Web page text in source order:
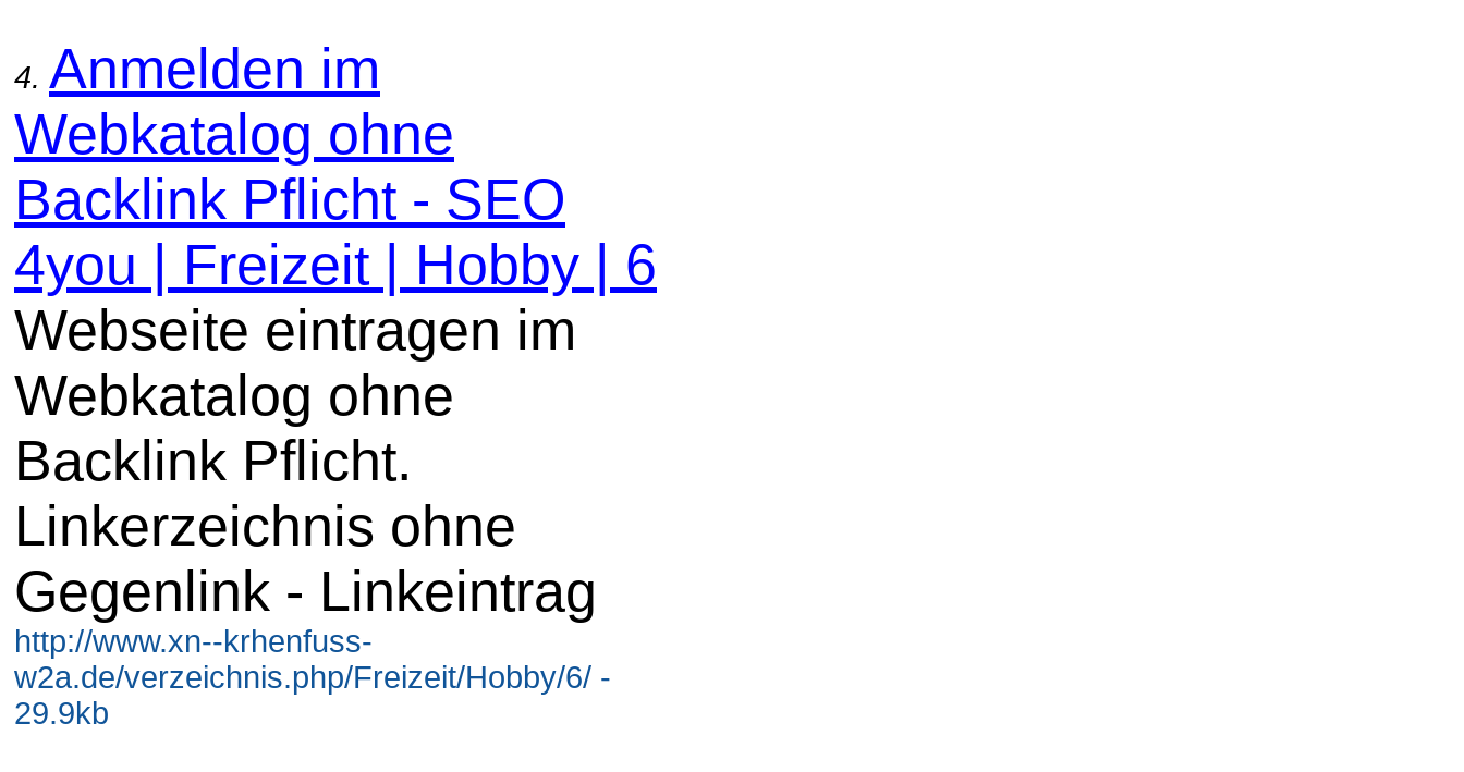
4. Anmelden im
Webkatalog ohne
Backlink Pflicht - SEO
4you | Freizeit | Hobby | 6
Webseite eintragen im
Webkatalog ohne
Backlink Pflicht.
Linkerzeichnis ohne
Gegenlink - Linkeintrag
http://www.xn--krhenfuss-
w2a.de/verzeichnis.php/Freizeit/Hobby/6/ -
29.9kb